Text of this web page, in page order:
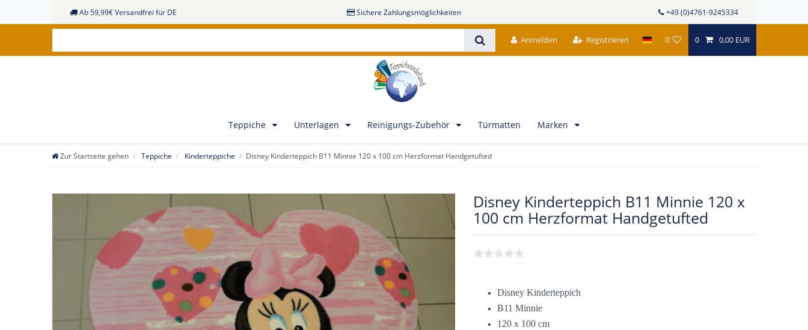
Ab 59,99€ Versandfrei für DE Sichere Zahlungsmöglichkeiten +49 (0)4761-9245334
Anmelden Registrieren 0 0 0,00 EUR
Teppiche Unterlagen Reinigungs-Zubehör Türmatten Marken
Zur Startseite gehen Teppiche Kinderteppiche Disney Kinderteppich B11 Minnie 120 x 100 cm Herzformat Handgetufted
Disney Kinderteppich B11 Minnie 120 x
100 cm Herzformat Handgetufted
Disney Kinderteppich
B11 Minnie
120 x 100 cm